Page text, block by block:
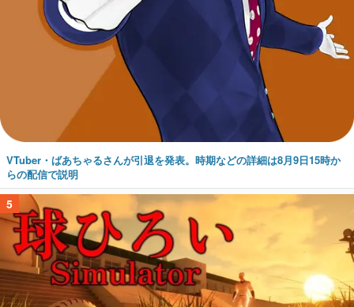
VTuber・ばあちゃるさんが引退を発表。時期などの詳細は8月9日15時か
らの配信で説明
5